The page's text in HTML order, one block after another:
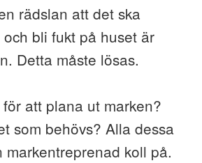
rädslan att det ska
bli fukt på huset är
Detta måste lösas.
att plana ut marken?
som behövs? Alla dessa
markentreprenad koll på.